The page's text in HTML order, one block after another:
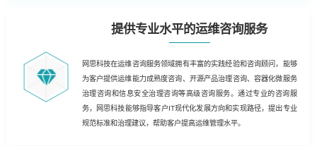
提供专业水平的运维咨询服务
网思科技在运维咨询服务领域拥有丰富的实践经验和咨询顾问，能够
为客户提供运维能力成熟度咨询、开源产品治理咨询、容器化微服务
治理咨询和信息安全治理咨询等高级咨询服务。通过专业的咨询服
务，网思科技能够指导客户IT现代化发展方向和实现路径，提出专业
规范标准和治理建议，帮助客户提高运维管理水平。